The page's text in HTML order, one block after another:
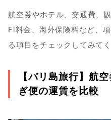
航空券やホテル、交通費、
Fi料金、海外保険料など、
る項目をチェックしてみてく
【バリ島旅行】航
ぎ便の運賃を比較